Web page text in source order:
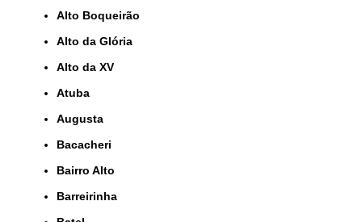
Alto Boqueirão
Alto da Glória
Alto da XV
Atuba
Augusta
Bacacheri
Bairro Alto
Barreirinha